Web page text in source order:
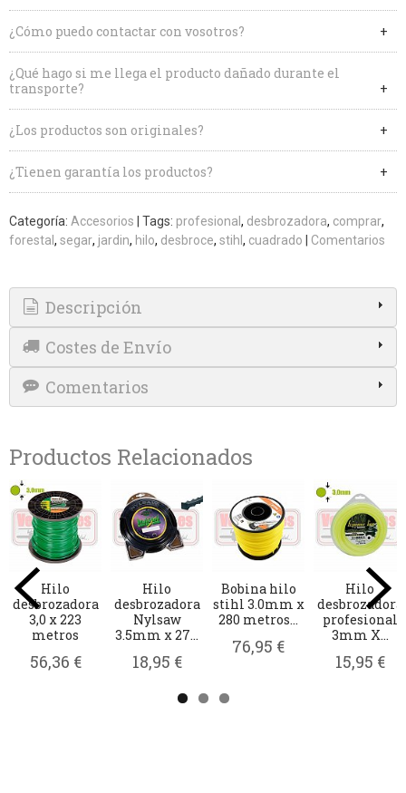
¿Cómo puedo contactar con vosotros?
¿Qué hago si me llega el producto dañado durante el
transporte?
¿Los productos son originales?
¿Tienen garantía los productos?
Categoría: Accesorios Tags: profesional desbrozadora comprar
forestal
segar jardin hilo desbroce stihl cuadrado Comentarios
Descripción
Costes de Envío
Comentarios
Productos Relacionados
Hilo
desbrozadora
profesional
2,4mm...
15,95 €
Hilo
desbrozadora
profesional
3,0mm...
16,95 €
Hilo
desbrozadora
profesional
15,95 €
Hilo
3,3mm...
16,95 €